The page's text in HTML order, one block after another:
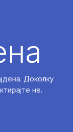
Доколку
не.